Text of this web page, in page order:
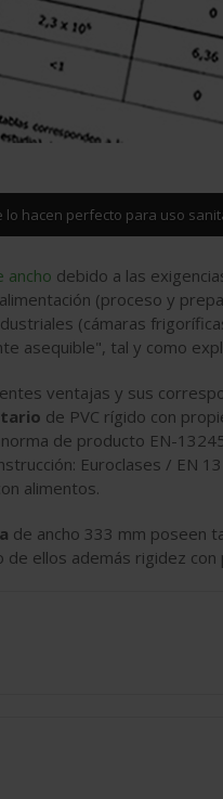
hacen perfecto para uso
ancho debido a las
(proceso y
(cámaras
asequible", tal y como
ventajas y sus
de PVC rígido con
de producto EN-
Euroclases / EN
alimentos.
de ancho 333 mm poseen
ellos además rigidez